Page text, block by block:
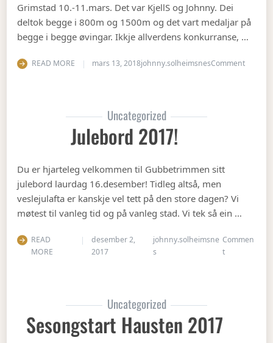
Grimstad 10.-11.mars. Det var KjellS og Johnny. Dei
deltok begge i 800m og 1500m og det vart medaljar på
begge i begge øvingar. Ikkje allverdens konkurranse, …
READ MORE mars 13, 2018johnny.solheimsnesCommenton
Uncategorized
Julebord 2017!
Du er hjarteleg velkommen til Gubbetrimmen sitt
julebord laurdag 16.desember! Tidleg altså, men
veslejulafta er kanskje vel tett på den store dagen? Vi
møtest til vanleg tid og på vanleg stad. Vi tek så ein …
READ
MORE
desember 2,
2017
johnny.solheimsne
s
Commen
ton Julebord
Uncategorized
Sesongstart Hausten 2017